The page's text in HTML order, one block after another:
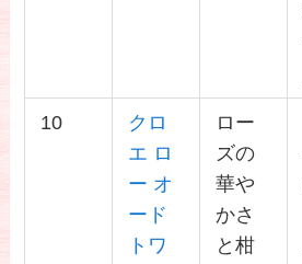
10
クロ
エ ロ
ー オ
ード
トワ
ロー
ズの
華や
かさ
と柑